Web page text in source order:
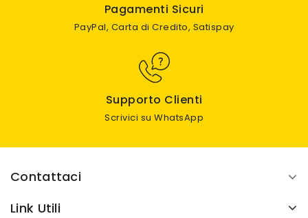
Pagamenti Sicuri
PayPal, Carta di Credito, Satispay
Supporto Clienti
Scrivici su WhatsApp
Contattaci
Link Utili